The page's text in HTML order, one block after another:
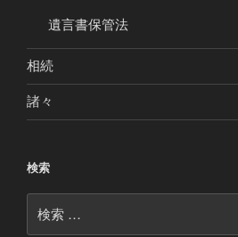
遺言書保管法
相続
諸々
検索
索: